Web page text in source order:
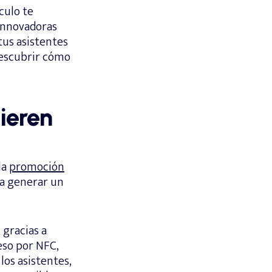
te
asistentes
cómo
promoción
generar un
a
por NFC,
asistentes,